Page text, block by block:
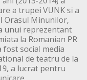
a trupei VUNK si a
Orasul Minunilor,
unui reprezentant
la Romanian PR
fost social media
de teatru de la
a lucrat pentru